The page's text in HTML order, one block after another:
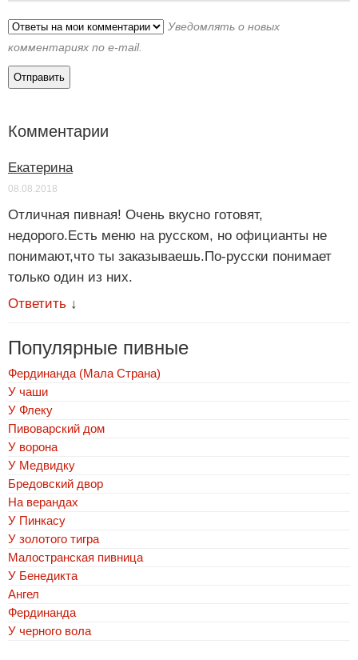
Уведомлять о новых
комментариях по e-mail.
Комментарии
Екатерина
08.08.2018
Отличная пивная! Очень вкусно готовят,
недорого.Есть меню на русском, но официанты не
понимают,что ты заказываешь.По-русски понимает
только один из них.
Ответить ↓
Популярные пивные
Фердинанда (Мала Страна)
У чаши
У Флеку
Пивоварский дом
У ворона
У Медвидку
Бредовский двор
На верандах
У Пинкасу
У золотого тигра
Малостранская пивница
У Бенедикта
Ангел
Фердинанда
У черного вола